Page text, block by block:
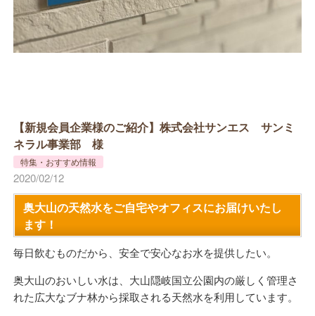
【新規会員企業様のご紹介】株式会社サンエス サンミ
ネラル事業部 様
特集・おすすめ情報
2020/02/12
奥大山の天然水をご自宅やオフィスにお届けいたし
ます！
毎日飲むものだから、安全で安心なお水を提供したい。
奥大山のおいしい水は、大山隠岐国立公園内の厳しく管理さ
れた広大なブナ林から採取される天然水を利用しています。